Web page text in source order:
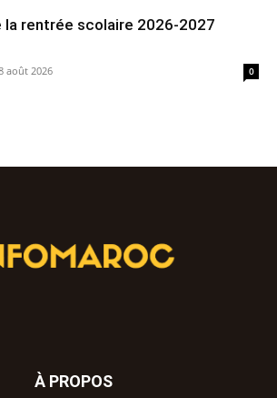
la rentrée scolaire 2026-2027
août 2026 0
À PROPOS